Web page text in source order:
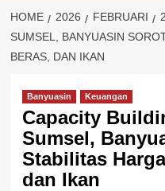
HOME 2026 FEBRUARI
SUMSEL, BANYUASIN
BERAS, DAN IKAN
Banyuasin Keuangan
Capacity
Sumsel,
Stabilitas
dan Ikan